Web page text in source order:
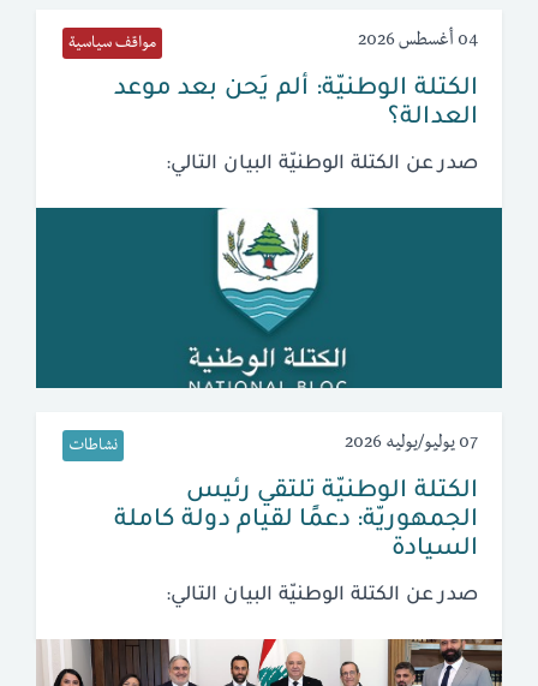
04 أغسطس 2026 مواقف سياسية
الكتلة الوطنيّة: ألم يَحن بعد موعد
العدالة؟
صدر عن الكتلة الوطنيّة البيان التالي:
07 يوليو/يوليه 2026 نشاطات
الكتلة الوطنيّة تلتقي رئيس
الجمهوريّة: دعمًا لقيام دولة كاملة
السيادة
صدر عن الكتلة الوطنيّة البيان التالي: